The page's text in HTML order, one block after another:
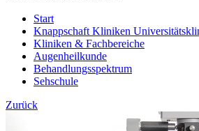
Start
Knappschaft Kliniken
Kliniken & Fachbereiche
Augenheilkunde
Behandlungsspektrum
Sehschule
Zurück